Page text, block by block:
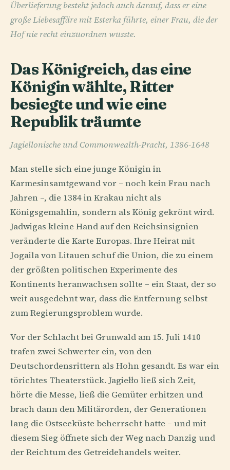
Überlieferung besteht jedoch auch darauf, dass er eine
große Liebesaffäre mit Esterka führte, einer Frau, die der
Hof nie recht einzuordnen wusste.
Das Königreich, das eine
Königin wählte, Ritter
besiegte und wie eine
Republik träumte
Jagiellonische und Commonwealth-Pracht, 1386-1648
Man stelle sich eine junge Königin in
Karmesinsamtgewand vor – noch kein Frau nach
Jahren –, die 1384 in Krakau nicht als
Königsgemahlin, sondern als König gekrönt wird.
Jadwigas kleine Hand auf den Reichsinsignien
veränderte die Karte Europas. Ihre Heirat mit
Jogaila von Litauen schuf die Union, die zu einem
der größten politischen Experimente des
Kontinents heranwachsen sollte – ein Staat, der so
weit ausgedehnt war, dass die Entfernung selbst
zum Regierungsproblem wurde.
Vor der Schlacht bei Grunwald am 15. Juli 1410
trafen zwei Schwerter ein, von den
Deutschordensrittern als Hohn gesandt. Es war ein
törichtes Theaterstück. Jagiełło ließ sich Zeit,
hörte die Messe, ließ die Gemüter erhitzen und
brach dann den Militärorden, der Generationen
lang die Ostseeküste beherrscht hatte – und mit
diesem Sieg öffnete sich der Weg nach Danzig und
der Reichtum des Getreidehandels weiter.